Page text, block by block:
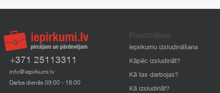
+371 25113311
info@iepirkumi.lv
Darba dienās 09:00 - 18:00
Pasūtītājiem
Iepirkumu izsludināšana
Kāpēc izsludināt?
Kā tas darbojas?
Kā izsludināt?